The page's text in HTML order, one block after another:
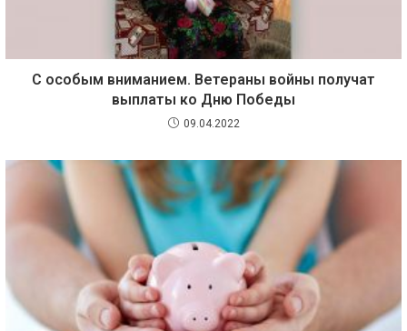
С особым вниманием. Ветераны войны получат
выплаты ко Дню Победы
09.04.2022